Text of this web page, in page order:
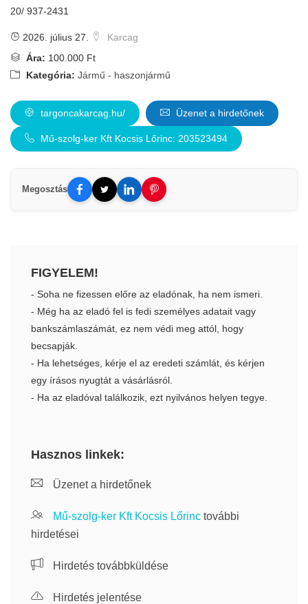
20/ 937-2431
2026. július 27.
Karcag
Ára: 100.000 Ft
Kategória: Jármű - haszonjármű
targoncakarcag.hu/ Üzenet a hirdetőnek
Mű-szolg-ker Kft Kocsis Lőrinc: 203523494
Megosztás
FIGYELEM!
- Soha ne fizessen előre az eladónak, ha nem ismeri.
- Még ha az eladó fel is fedi személyes adatait vagy
bankszámlaszámát, ez nem védi meg attól, hogy
becsapják.
- Ha lehetséges, kérje el az eredeti számlát, és kérjen
egy írásos nyugtát a vásárlásról.
- Ha az eladóval találkozik, ezt nyilvános helyen tegye.
Hasznos linkek:
Üzenet a hirdetőnek
Mű-szolg-ker Kft Kocsis Lőrinc további
hirdetései
Hirdetés továbbküldése
Hirdetés jelentése